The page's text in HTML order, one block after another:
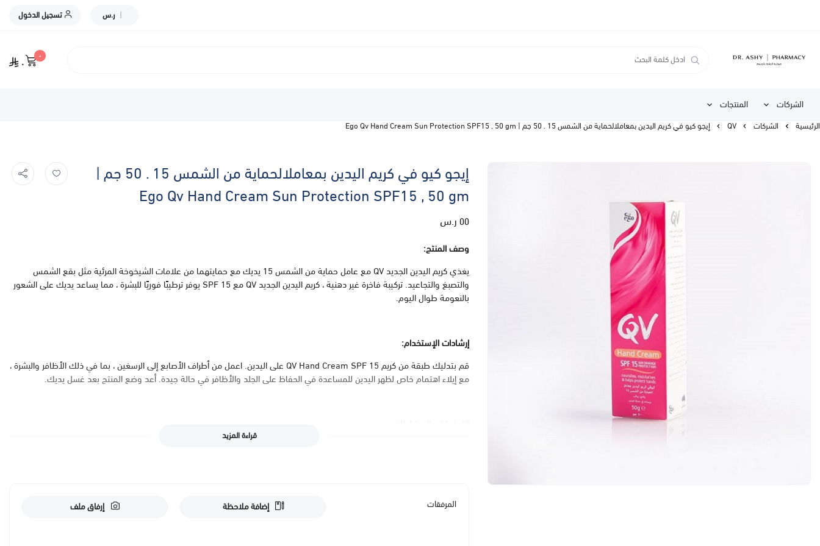
| ر.س تسجيل الدخول
٠
٠
الشركات المنتجات
الرئيسية الشركات QV إيجو كيو في كريم اليدين بمعاملالحماية من الشمس 15 . 50 جم | Ego Qv Hand Cream Sun Protection SPF15 , 50 gm
إيجو كيو في كريم اليدين بمعاملالحماية من الشمس 15 . 50 جم |
Ego Qv Hand Cream Sun Protection SPF15 , 50 gm
٥٥ ر.س
وصف المنتج:
يغذي كريم اليدين الجديد QV مع عامل حماية من الشمس 15 يديك مع حمايتهما من علامات الشيخوخة المرئية مثل بقع الشمس
والتصبغ والتجاعيد. تركيبة فاخرة غير دهنية ، كريم اليدين الجديد QV مع SPF 15 يوفر ترطيبًا فوريًا للبشرة ، مما يساعد يديك على الشعور
بالنعومة طوال اليوم.
إرشادات الإستخدام:
قم بتدليك طبقة من كريم QV Hand Cream SPF 15 على اليدين. اعمل من أطراف الأصابع إلى الرسغين ، بما في ذلك الأظافر والبشرة ،
مع إيلاء اهتمام خاص لظهر اليدين للمساعدة في الحفاظ على الجلد والأظافر في حالة جيدة. أعد وضع المنتج بعد غسل يديك.
قراءة المزيد
المرفقات إضافة ملاحظة إرفاق ملف